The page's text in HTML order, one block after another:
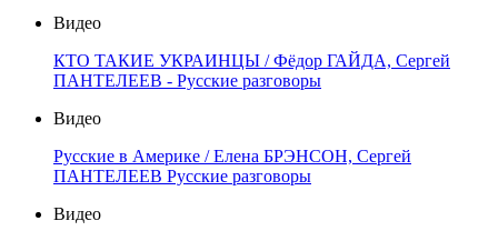
Видео
КТО ТАКИЕ УКРАИНЦЫ / Фёдор ГАЙДА, Сергей
ПАНТЕЛЕЕВ - Русские разговоры
Видео
Русские в Америке / Елена БРЭНСОН, Сергей
ПАНТЕЛЕЕВ Русские разговоры
Видео